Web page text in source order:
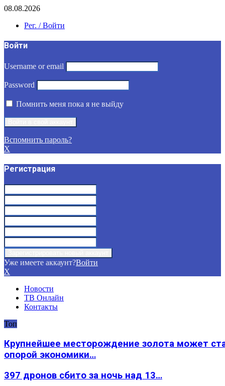
08.08.2026
Рег. / Войти
Войти
Username or email
Password
Помнить меня пока я не выйду
Вспомнить пароль?
X
Регистрация
Уже имеете аккаунт?Войти
X
Новости
ТВ Онлайн
Контакты
Топ
Крупнейшее месторождение золота может
опорой экономики…
397 дронов сбито за ночь над 13…